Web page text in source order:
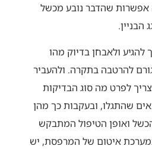
אפשרות שהדבר נובע מכשל
להגיע ולאבחן בדיוק מהו
להרטבה בתקרה. ולהעביר
לפרט מה סוג הבדיקות
שהתגלו, ובעקבות כך מהן
ואופן הטיפול המתבקש
איטום של המרפסת, יש